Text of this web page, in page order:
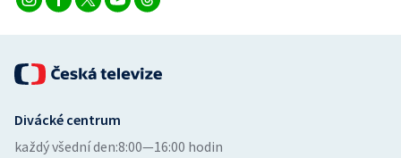
Divácké centrum
každý všední den:8:00—16:00 hodin